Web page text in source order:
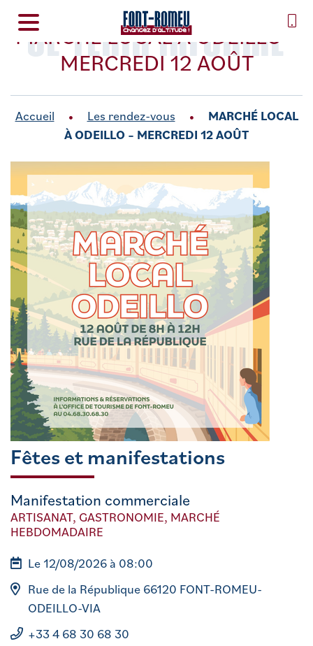
SE TENIR INFORMÉ
MARCHÉ LOCAL À ODEILLO –
MERCREDI 12 AOÛT
Accueil Les rendez-vous
MARCHÉ LOCAL
À ODEILLO – MERCREDI 12 AOÛT
Fêtes et manifestations
Manifestation commerciale
ARTISANAT, GASTRONOMIE, MARCHÉ
HEBDOMADAIRE
Le 12/08/2026 à 08:00
Rue de la République 66120 FONT-ROMEU-
ODEILLO-VIA
+33 4 68 30 68 30